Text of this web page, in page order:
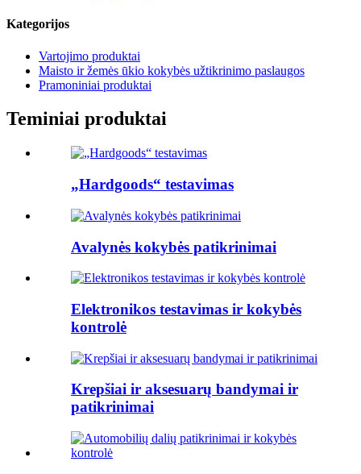
Kategorijos
Vartojimo produktai
Maisto ir žemės ūkio kokybės užtikrinimo paslaugos
Pramoniniai produktai
Teminiai produktai
„Hardgoods“ testavimas
Avalynės kokybės patikrinimai
Elektronikos testavimas ir kokybės
kontrolė
Krepšiai ir aksesuarų bandymai ir
patikrinimai